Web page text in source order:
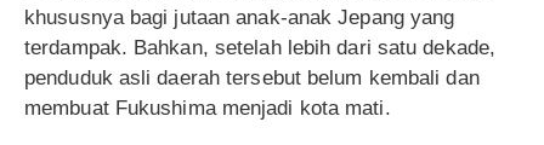
khususnya bagi jutaan anak-anak Jepang yang
terdampak. Bahkan, setelah lebih dari satu dekade,
penduduk asli daerah tersebut belum kembali dan
membuat Fukushima menjadi kota mati.